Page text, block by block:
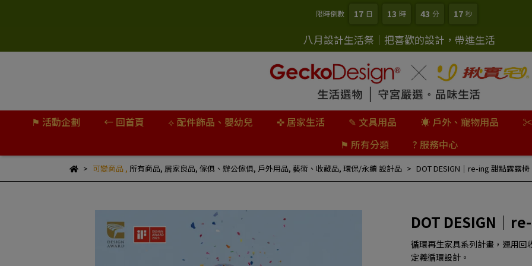
限時倒數 17 日 13 時 43 分 15 秒
八月設計生活祭｜把喜歡的設計，帶進生活
⚑ 活動企劃 ← 回首頁 ⟡ 配件飾品、嬰幼兒 ✜ 居家生活 ✎ 文具用品 ☀ 戶外、寵物用品
✂
⚑ 所有分類
? 服務中心
可變商品, 所有商品, 居家良品, 傢俱、辦公傢俱, 戶外用品, 藝術、收藏品, 環保/永續 設計品 DOT DESIGN｜re-ing 甜點露露
DOT DESIGN｜
循環再生家具系列計畫，運用回
定義循環設計。